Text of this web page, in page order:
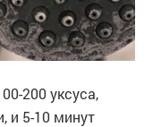
200 уксуса,
и 5-10 минут